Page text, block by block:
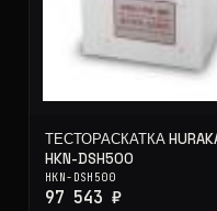
ТЕСТОРАСКАТКА
HKN-DSH500
HKN-DSH500
97 543 ₽